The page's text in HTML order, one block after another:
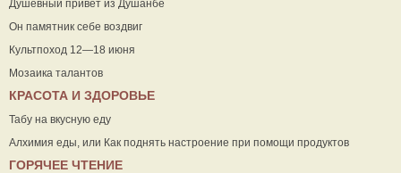
Душевный привет из Душанбе
Он памятник себе воздвиг
Культпоход 12—18 июня
Мозаика талантов
КРАСОТА И ЗДОРОВЬЕ
Табу на вкусную еду
Алхимия еды, или Как поднять настроение при помощи продуктов
ГОРЯЧЕЕ ЧТЕНИЕ